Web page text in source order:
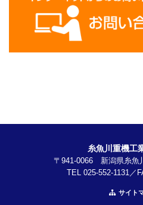
糸魚川重機工
〒941-0066 新潟県糸魚
TEL 025-552-1131／
サイト